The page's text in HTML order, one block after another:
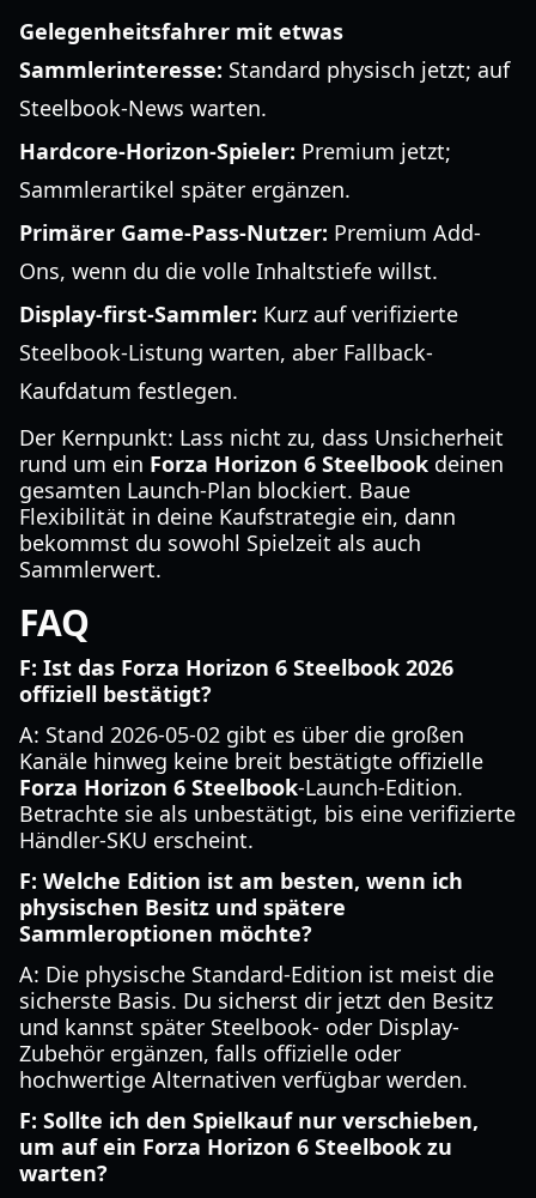
Gelegenheitsfahrer mit etwas
Sammlerinteresse: Standard physisch jetzt; auf
Steelbook-News warten.
Hardcore-Horizon-Spieler: Premium jetzt;
Sammlerartikel später ergänzen.
Primärer Game-Pass-Nutzer: Premium Add-
Ons, wenn du die volle Inhaltstiefe willst.
Display-first-Sammler: Kurz auf verifizierte
Steelbook-Listung warten, aber Fallback-
Kaufdatum festlegen.
Der Kernpunkt: Lass nicht zu, dass Unsicherheit
rund um ein Forza Horizon 6 Steelbook deinen
gesamten Launch-Plan blockiert. Baue
Flexibilität in deine Kaufstrategie ein, dann
bekommst du sowohl Spielzeit als auch
Sammlerwert.
FAQ
F: Ist das Forza Horizon 6 Steelbook 2026
offiziell bestätigt?
A: Stand 2026-05-02 gibt es über die großen
Kanäle hinweg keine breit bestätigte offizielle
Forza Horizon 6 Steelbook-Launch-Edition.
Betrachte sie als unbestätigt, bis eine verifizierte
Händler-SKU erscheint.
F: Welche Edition ist am besten, wenn ich
physischen Besitz und spätere
Sammleroptionen möchte?
A: Die physische Standard-Edition ist meist die
sicherste Basis. Du sicherst dir jetzt den Besitz
und kannst später Steelbook- oder Display-
Zubehör ergänzen, falls offizielle oder
hochwertige Alternativen verfügbar werden.
F: Sollte ich den Spielkauf nur verschieben,
um auf ein Forza Horizon 6 Steelbook zu
warten?